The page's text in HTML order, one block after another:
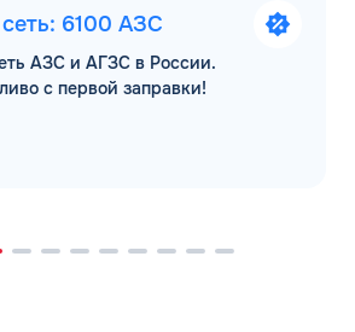
6100 АЗС
АЗС и АГЗС в России.
с первой заправки!